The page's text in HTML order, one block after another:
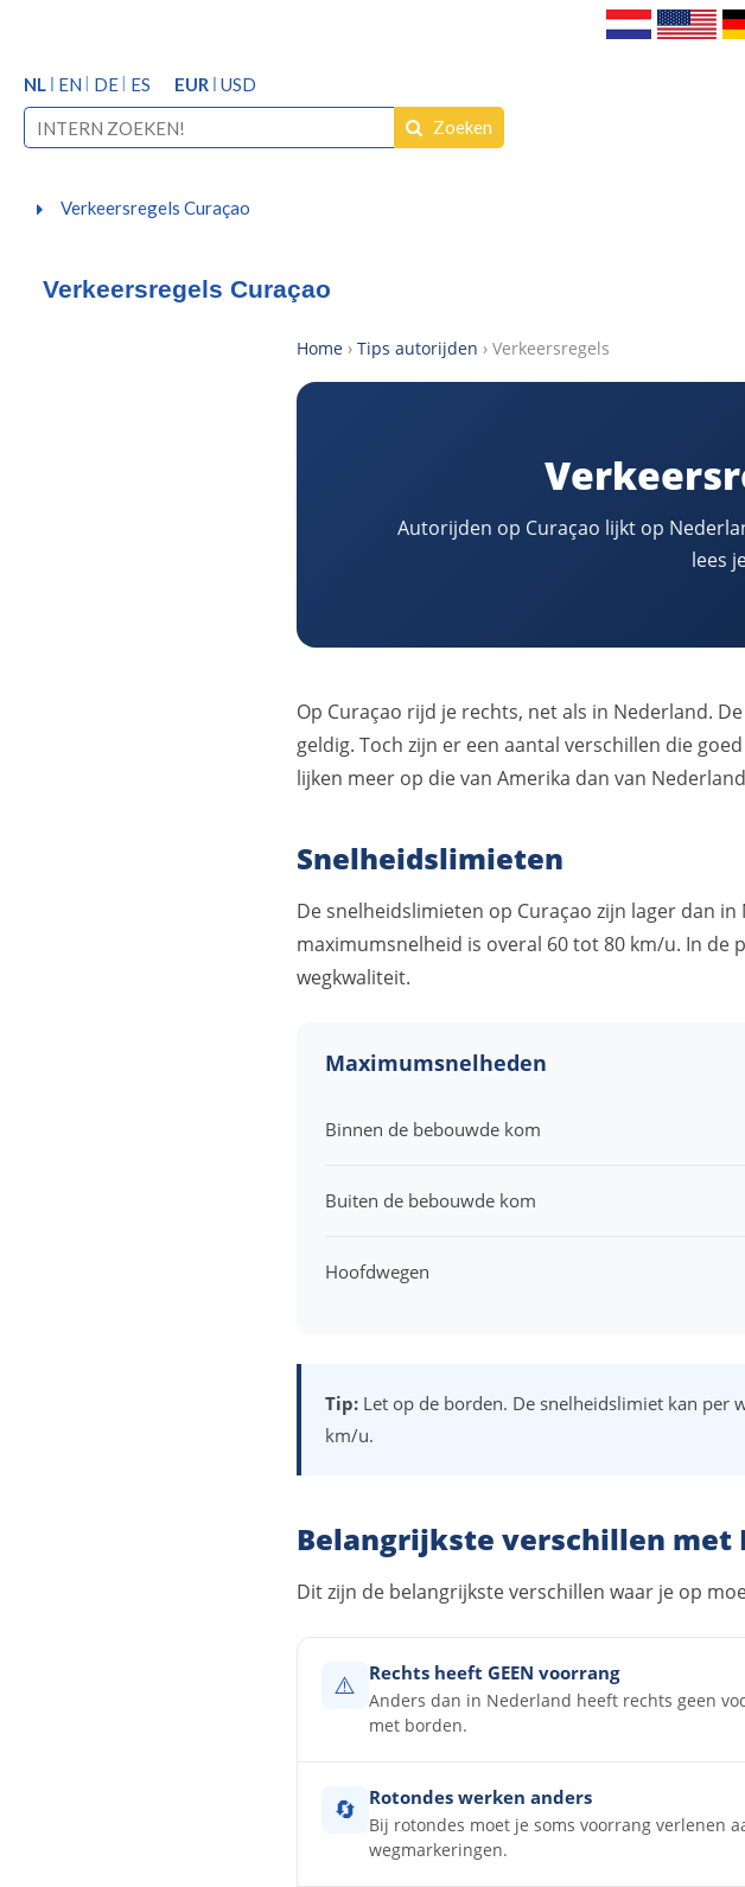
NL EN DE ES EUR USD
Zoeken
Verkeersregels Curaçao
Verkeersregels Curaçao
Home› Tips autorijden › Verkeersregels
Autorijden op Curaçao lijkt op
lees
Op Curaçao rijd je rechts, net als in Nederland.
geldig. Toch zijn er een aantal verschillen die
lijken meer op die van Amerika dan van
Snelheidslimieten
De snelheidslimieten op Curaçao zijn lager dan
maximumsnelheid is overal 60 tot 80 km/u. In de
wegkwaliteit.
Maximumsnelheden
Binnen de bebouwde kom
Buiten de bebouwde kom
Hoofdwegen
Tip:Let op de borden. De snelheidslimiet kan per
km/u.
Belangrijkste verschillen met
Dit zijn de belangrijkste verschillen waar je op
⚠️ Rechts heeft GEEN voorrang
Anders dan in Nederland heeft rechts geen
met borden.
🔄 Rotondes werken anders
Bij rotondes moet je soms voorrang verlenen
wegmarkeringen.